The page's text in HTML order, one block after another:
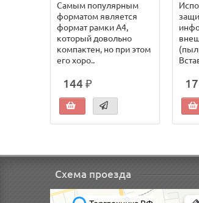
Самым популярным
форматом является
формат рамки А4,
который довольно
компактен, но при этом
его хоро..
144 ₽
Схема проезда